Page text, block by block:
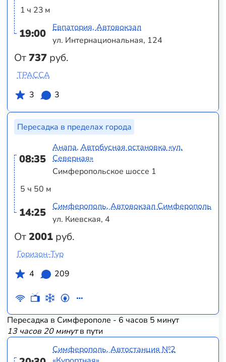
1 ч 23 м
19:00
От737 руб.
Евпатория, Автовокзал
ул. Интернациональная, 124
ТРАССА
3
3
Пересадка в пределах города
08:35
5 ч 50 м
14:25
От2001 руб.
Анапа, Автобусная остановка «ул.
Северная»
Симферопольское шоссе 1
Симферополь, Автовокзал Симферополь
ул. Киевская, 4
Горизон-Тур
4
209
Пересадка в Симферополе - 6 часов 5 минут
13 часов 20 минутв пути
Симферополь, Автостанция №2